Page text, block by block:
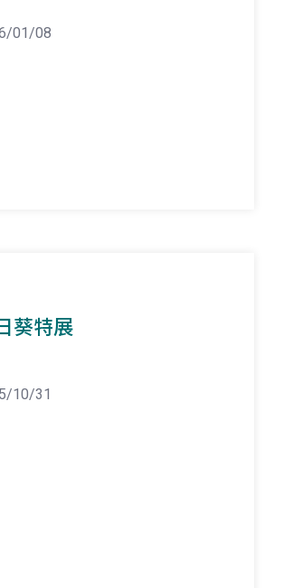
01/08
葵特展
10/31